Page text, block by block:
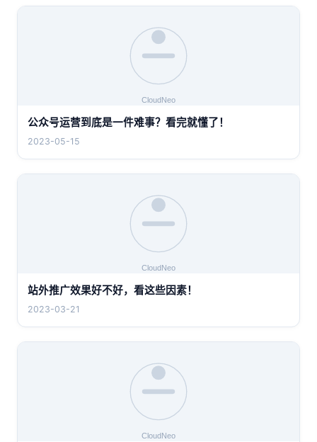
公众号运营到底是一件难事？看完就懂了！
2023-05-15
站外推广效果好不好，看这些因素！
2023-03-21